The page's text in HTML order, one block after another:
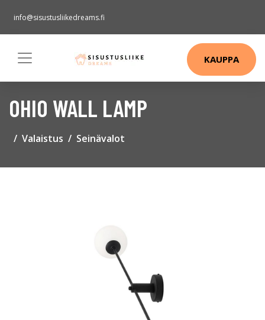
info@sisustusliikedreams.fi
KAUPPA
OHIO WALL LAMP
Valaistus Seinävalot